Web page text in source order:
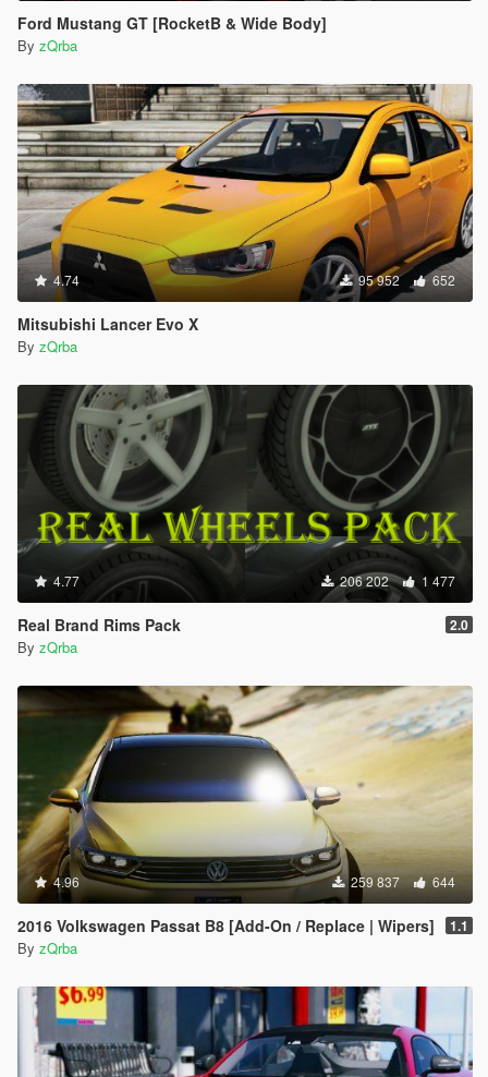
Ford Mustang GT [RocketB & Wide Body]
By zQrba
4.74 95 952 652
Mitsubishi Lancer Evo X
By zQrba
4.77 206 202 1 477
Real Brand Rims Pack 2.0
By zQrba
4.96 259 837 644
2016 Volkswagen Passat B8 [Add-On / Replace | Wipers] 1.1
By zQrba